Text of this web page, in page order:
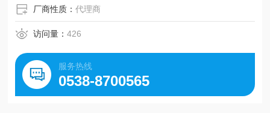
厂商性质：代理商
访问量：426
服务热线
0538-8700565